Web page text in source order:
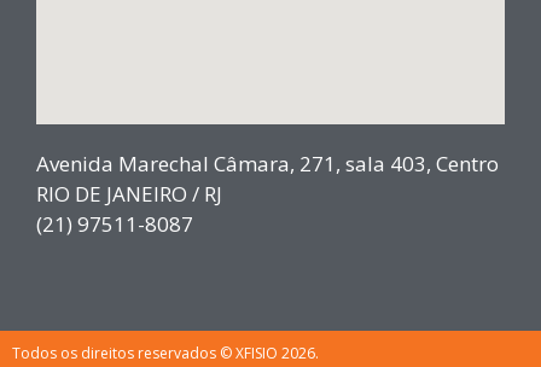
Avenida Marechal Câmara, 271, sala 403, Centro
RIO DE JANEIRO / RJ
(21) 97511-8087
Todos os direitos reservados © XFISIO 2026.